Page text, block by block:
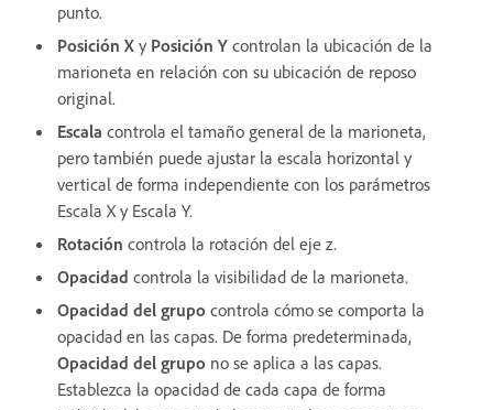
punto.
Posición X y Posición Y controlan la ubicación de la
marioneta en relación con su ubicación de reposo
original.
Escala controla el tamaño general de la marioneta,
pero también puede ajustar la escala horizontal y
vertical de forma independiente con los parámetros
Escala X y Escala Y.
Rotación controla la rotación del eje z.
Opacidad controla la visibilidad de la marioneta.
Opacidad del grupo controla cómo se comporta la
opacidad en las capas. De forma predeterminada,
Opacidad del grupo no se aplica a las capas.
Establezca la opacidad de cada capa de forma